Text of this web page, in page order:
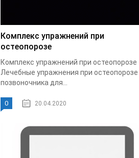
Комплекс упражнений при
остеопорозе
Комплекс упражнений при остеопорозе
Лечебные упражнения при остеопорозе
позвоночника для...
0 20.04.2020